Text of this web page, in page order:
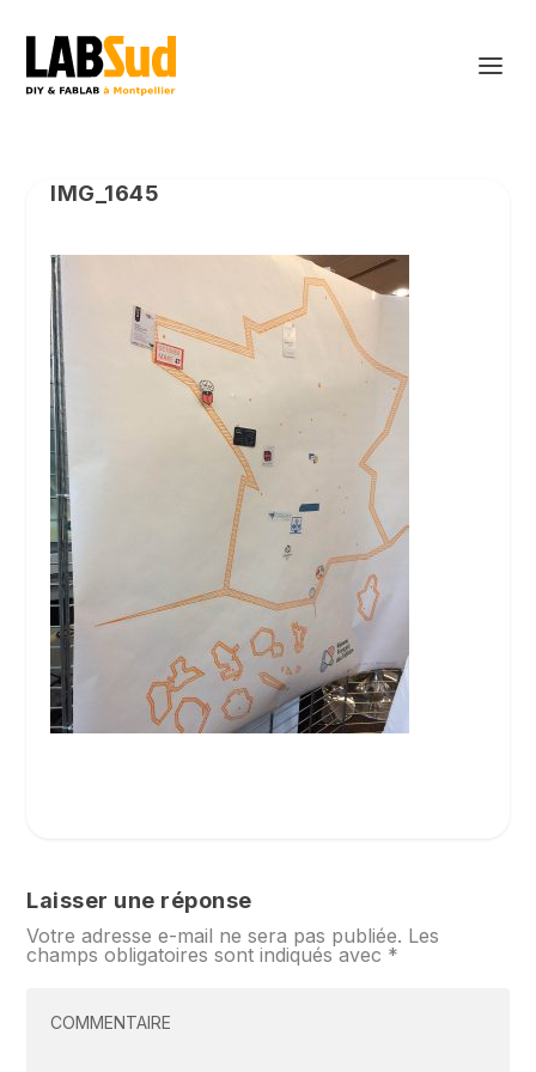
IMG_1645
Laisser une réponse
Votre adresse e-mail ne sera pas publiée. Les
champs obligatoires sont indiqués avec *